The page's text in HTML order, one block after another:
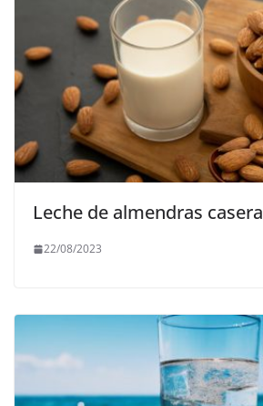
Leche de almendras casera
22/08/2023